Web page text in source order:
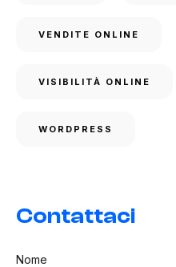
VENDITE ONLINE
VISIBILITÀ ONLINE
WORDPRESS
Contattaci
Nome